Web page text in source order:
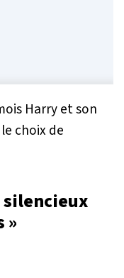
Harry et son
choix de
silencieux
»